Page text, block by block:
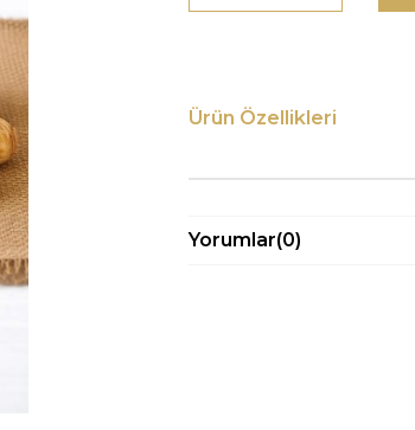
Ürün Özellikleri
Yorumlar(0)